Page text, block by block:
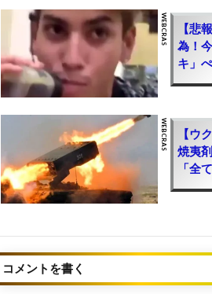
NIKKE攻略】
【ポイ活】無料ゲームで稼げ
覧(副業収益公開)｜ソシャゲ
なやり方【初心者でも簡単に
【新規ゲーム】人気のおすす
リースしたての面白いゲーム
【モンハンNow】ジェムを無
る最強裏技方法｜簡単に無課
お得にお金を入手するやり方
ワイルズ」が発売！2024年夏
【バイオレクイエム】グレー
【悲
為！
キ」
なる
【ウ
焼夷
「全
鳴」
コメントを書く